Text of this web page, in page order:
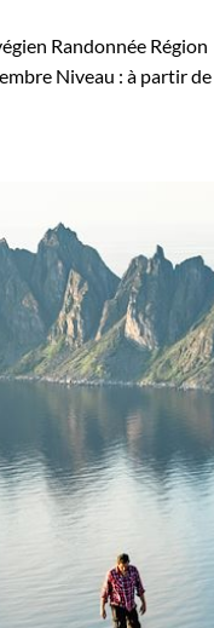
Randonnée Région
Niveau : à partir de